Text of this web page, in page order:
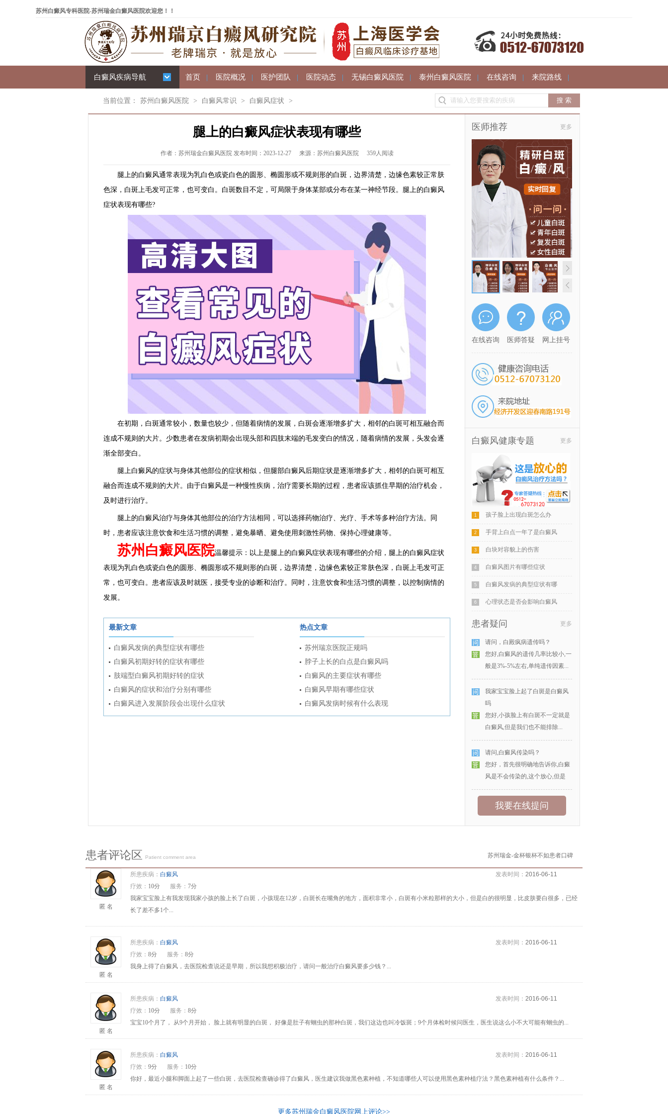
苏州白癜风专科医院-苏州瑞金白癜风医院欢迎您！！
白癜风疾病导航 首页 | 医院概况 | 医护团队 | 医院动态 | 无锡白癜风医院 | 泰州白癜风医院 | 在线咨询 | 来院路线 |
当前位置： 苏州白癜风医院 > 白癜风常识 > 白癜风症状 >
腿上的白癜风症状表现有哪些
作者：苏州瑞金白癜风医院 发布时间：2023-12-27 来源：苏州白癜风医院 359人阅读
腿上的白癜风通常表现为乳白色或瓷白色的圆形、椭圆形或不规则形的白斑，边界清楚，边缘色素较正常肤
色深，白斑上毛发可正常，也可变白。白斑数目不定，可局限于身体某部或分布在某一神经节段。腿上的白癜风
症状表现有哪些?
在初期，白斑通常较小，数量也较少，但随着病情的发展，白斑会逐渐增多扩大，相邻的白斑可相互融合而
连成不规则的大片。少数患者在发病初期会出现头部和四肢末端的毛发变白的情况，随着病情的发展，头发会逐
渐全部变白。
腿上白癜风的症状与身体其他部位的症状相似，但腿部白癜风后期症状是逐渐增多扩大，相邻的白斑可相互
融合而连成不规则的大片。由于白癜风是一种慢性疾病，治疗需要长期的过程，患者应该抓住早期的治疗机会，
及时进行治疗。
腿上的白癜风治疗与身体其他部位的治疗方法相同，可以选择药物治疗、光疗、手术等多种治疗方法。同
时，患者应该注意饮食和生活习惯的调整，避免暴晒、避免使用刺激性药物、保持心理健康等。
苏州白癜风医院温馨提示：以上是腿上的白癜风症状表现有哪些的介绍，腿上的白癜风症状
表现为乳白色或瓷白色的圆形、椭圆形或不规则形的白斑，边界清楚，边缘色素较正常肤色深，白斑上毛发可正
常，也可变白。患者应该及时就医，接受专业的诊断和治疗。同时，注意饮食和生活习惯的调整，以控制病情的
发展。
最新文章
白癜风发病的典型症状有哪些
白癜风初期好转的症状有哪些
肢端型白癜风初期好转的症状
白癜风的症状和治疗分别有哪些
白癜风进入发展阶段会出现什么症状
热点文章
苏州瑞京医院正规吗
脖子上长的白点是白癜风吗
白癜风的主要症状有哪些
白癜风早期有哪些症状
白癜风发病时候有什么表现
医师推荐 更多
在线咨询 医师答疑 网上挂号
白癜风健康专题 更多
1 孩子脸上出现白斑怎么办
2 手背上白点一年了是白癜风
3 白块对容貌上的伤害
4 白癜风图片有哪些症状
5 白癜风发病的典型症状有哪
6 心理状态是否会影响白癜风
患者疑问 更多
请问，白殿疯病遗传吗？
您好,白癜风的遗传几率比较小,一
般是3%-5%左右,单纯遗传因素...
我家宝宝脸上起了白斑是白癜风
吗
您好,小孩脸上有白斑不一定就是
白癜风,但是我们也不能排除...
请问,白癜风传染吗？
您好，首先很明确地告诉你,白癜
风是不会传染的,这个放心,但是
我要在线提问
患者评论区 Patient comment area 苏州瑞金-金杯银杯不如患者口碑
匿 名
所患疾病： 白癜风 发表时间： 2016-06-11
疗效： 10分 服务： 7分
我家宝宝脸上有我发现我家小孩的脸上长了白斑，小孩现在12岁，白斑长在嘴角的地方，面积非常小，白斑有小米粒那样的大小，但是白的很明显，比皮肤要白很多，已经
长了差不多1个...
匿 名
所患疾病： 白癜风 发表时间： 2016-06-11
疗效： 8分 服务： 8分
我身上得了白癜风，去医院检查说还是早期，所以我想积极治疗，请问一般治疗白癜风要多少钱？...
匿 名
所患疾病： 白癜风 发表时间： 2016-06-11
疗效： 10分 服务： 8分
宝宝10个月了， 从9个月开始， 脸上就有明显的白斑， 好像是肚子有蛔虫的那种白斑，我们这边也叫冷饭斑；9个月体检时候问医生，医生说这么小不大可能有蛔虫的...
匿 名
所患疾病： 白癜风 发表时间： 2016-06-11
疗效： 9分 服务： 10分
你好，最近小腿和脚面上起了一些白斑，去医院检查确诊得了白癜风，医生建议我做黑色素种植，不知道哪些人可以使用黑色素种植疗法？黑色素种植有什么条件？...
更多苏州瑞金白癜风医院网上评论>>